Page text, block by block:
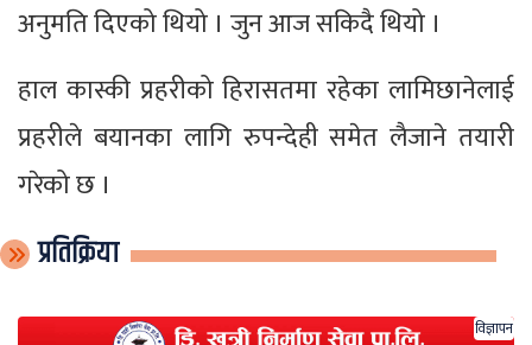
अनुमति दिएको थियो । जुन आज सकिदै थियो ।
हाल कास्की प्रहरीको हिरासतमा रहेका लामिछानेलाई
प्रहरीले बयानका लागि रुपन्देही समेत लैजाने तयारी
गरेको छ ।
प्रतिक्रिया
विज्ञापन